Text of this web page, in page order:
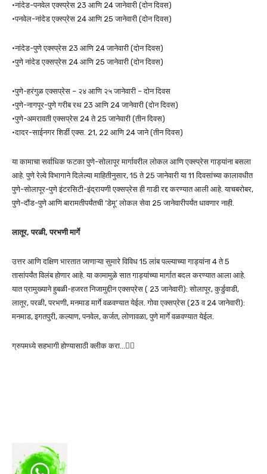
•नांदेड-पनवेल एक्स्प्रेस 23 आणि 24 जानेवारी (दोन दिवस)
•पनवेल-नांदेड एक्स्प्रेस 24 आणि 25 जानेवारी (दोन दिवस)
•नांदेड-पुणे एक्स्प्रेस 23 आणि 24 जानेवारी (दोन दिवस)
•पुणे नांदेड एक्सप्रेस 24 आणि 25 जानेवारी (दोन दिवस)
•पुणे-हरंगुळ एक्सप्रेस – २४ आणि २५ जानेवारी – दोन दिवस
•पुणे-नागपूर-पुणे गरीब रथ 23 आणि 24 जानेवारी (दोन दिवस)
•पुणे-अमरावती एक्सप्रेस 24 ते 25 जानेवारी (तीन दिवस)
•दादर-साईनगर शिर्डी एक्स. 21, 22 आणि 24 जाने (तीन दिवस)
या कामाचा सर्वाधिक फटका पुणे-सोलापूर मार्गावरील लोकल आणि एक्स्प्रेस गाड्यांना बसला
आहे. पुणे रेल्वे विभागाने दिलेल्या माहितीनुसार, 15 ते 25 जानेवारी या 11 दिवसांच्या कालावधीत
पुणे-सोलापूर-पुणे इंटरसिटी-इंद्रायणी एक्सप्रेस ही गाडी रद्द करण्यात आली आहे. याचबरोबर,
पुणे-दौंड-पुणे आणि बारामतीपर्यंतची ‘डेमू’ लोकल सेवा 25 जानेवारीपर्यंत धावणार नाही.
लातूर, परळी, परभणी मार्गे
उत्तर आणि दक्षिण भारतात जाणाऱ्या सुमारे विविध 15 लांब पल्ल्याच्या गाड्यांना 4 ते 5
तासांपर्यंत विलंब होणार आहे. या कामामुळे सात गाड्यांच्या मार्गात बदल करण्यात आला आहे.
यात प्रामुख्याने हुबळी-हजरत निजामुद्दीन एक्सप्रेस ( 23 जानेवारी): सोलापूर, कुर्डुवाडी,
लातूर, परळी, परभणी, मनमाड मार्गे वळवण्यात येईल. गोवा एक्सप्रेस (23 व 24 जानेवारी):
मनमाड, इगतपुरी, कल्याण, पनवेल, कर्जत, लोणावळा, पुणे मार्गे वळवण्यात येईल.
ग्रुपमध्ये सहभागी होण्यासाठी क्लीक करा…👆🏻